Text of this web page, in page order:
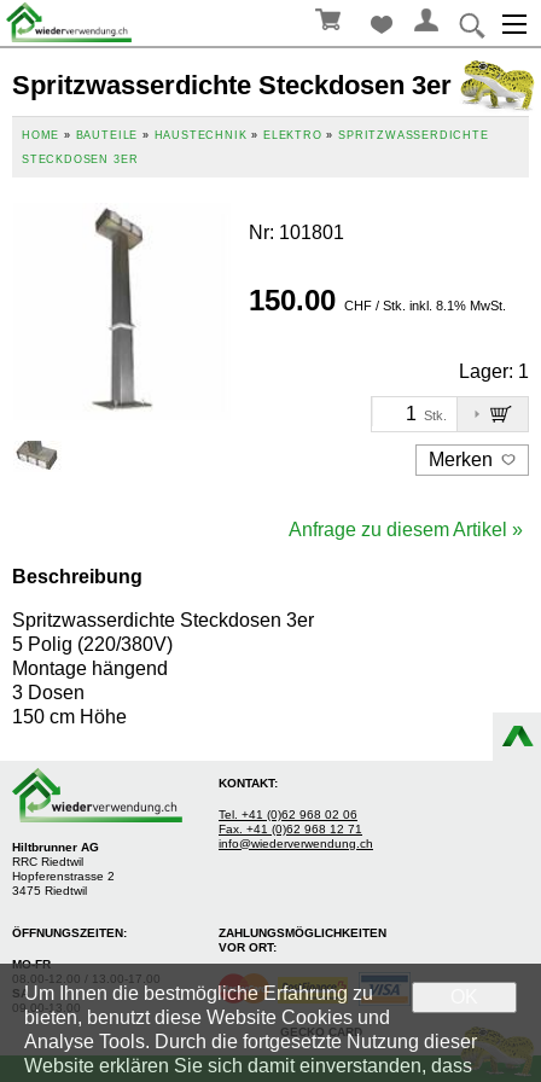
Spritzwasserdichte Steckdosen 3er
HOME » BAUTEILE » HAUSTECHNIK » ELEKTRO »SPRITZWASSERDICHTE
STECKDOSEN 3ER
Nr: 101801
150.00 CHF / Stk. inkl. 8.1% MwSt.
Lager: 1
Stk.
Merken
Anfrage zu diesem Artikel »
Beschreibung
Spritzwasserdichte Steckdosen 3er
5 Polig (220/380V)
Montage hängend
3 Dosen
150 cm Höhe
Hiltbrunner AG
RRC Riedtwil
Hopferenstrasse 2
3475 Riedtwil
KONTAKT:
Tel. +41 (0)62 968 02 06
Fax. +41 (0)62 968 12 71
info@wiederverwendung.ch
ÖFFNUNGSZEITEN:
MO-FR
08.00-12.00 / 13.00-17.00
SA
09.00-13.00
ZAHLUNGSMÖGLICHKEITEN
VOR ORT:
GECKO CARD
Um Ihnen die bestmögliche Erfahrung zu
bieten, benutzt diese Website Cookies und
Analyse Tools. Durch die fortgesetzte Nutzung dieser
Website erklären Sie sich damit einverstanden, dass